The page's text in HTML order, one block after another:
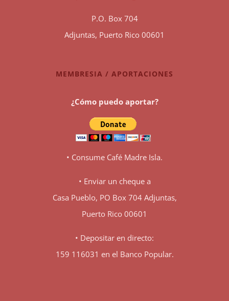
P.O. Box 704
Adjuntas, Puerto Rico 00601
MEMBRESIA / APORTACIONES
¿Cómo puedo aportar?
• Consume Café Madre Isla.
• Enviar un cheque a
Casa Pueblo, PO Box 704 Adjuntas,
Puerto Rico 00601
• Depositar en directo:
159 116031 en el Banco Popular.